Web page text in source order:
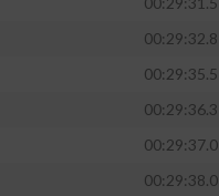
00:29:32.8
00:29:35.5
00:29:36.3
00:29:37.0
00:29:38.0
Daten zur Auswahl
für personalisierte